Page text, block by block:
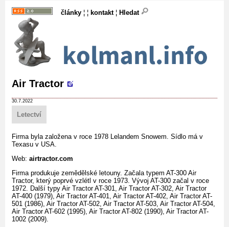
články ¦ ¦ kontakt¦ Hledat
Air Tractor
30.7.2022
Letectví
Firma byla založena v roce 1978 Lelandem Snowem. Sídlo má v
Texasu v USA.
Web: airtractor.com
Firma produkuje zemědělské letouny. Začala typem AT-300 Air
Tractor, který poprvé vzlétl v roce 1973. Vývoj AT-300 začal v roce
1972. Další typy Air Tractor AT-301, Air Tractor AT-302, Air Tractor
AT-400 (1979), Air Tractor AT-401, Air Tractor AT-402, Air Tractor AT-
501 (1986), Air Tractor AT-502, Air Tractor AT-503, Air Tractor AT-504,
Air Tractor AT-602 (1995), Air Tractor AT-802 (1990), Air Tractor AT-
1002 (2009).